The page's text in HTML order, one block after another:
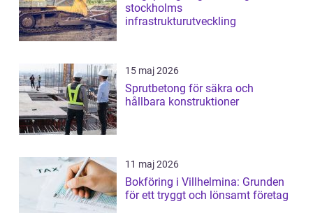
stockholms
infrastrukturutveckling
15 maj 2026
Sprutbetong för säkra och
hållbara konstruktioner
11 maj 2026
Bokföring i Villhelmina: Grunden
för ett tryggt och lönsamt företag